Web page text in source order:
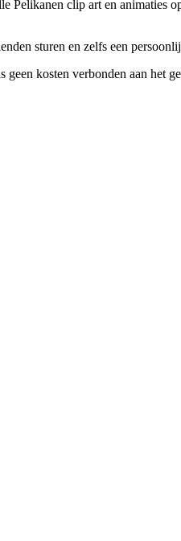
clip art en animaties
sturen en zelfs een
geen kosten verbonden aan